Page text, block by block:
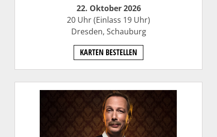
22. Oktober 2026
20 Uhr (Einlass 19 Uhr)
Dresden, Schauburg
KARTEN BESTELLEN